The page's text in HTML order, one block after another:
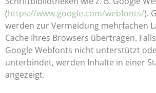
(https://www.google.com/webfonts/).
werden zur Vermeidung mehrfachen
Cache Ihres Browsers übertragen.
Google Webfonts nicht unterstützt
unterbindet, werden Inhalte in einer
angezeigt.